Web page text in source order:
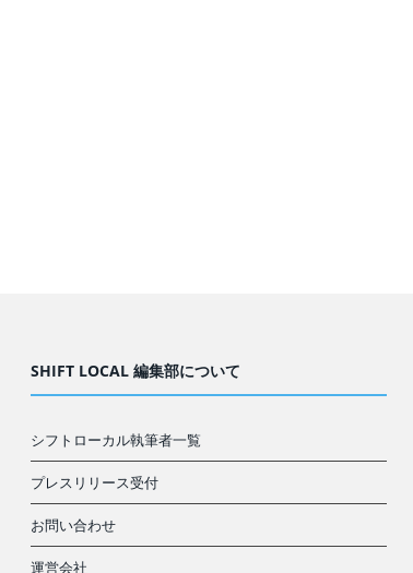
SHIFT LOCAL 編集部について
シフトローカル執筆者一覧
プレスリリース受付
お問い合わせ
運営会社